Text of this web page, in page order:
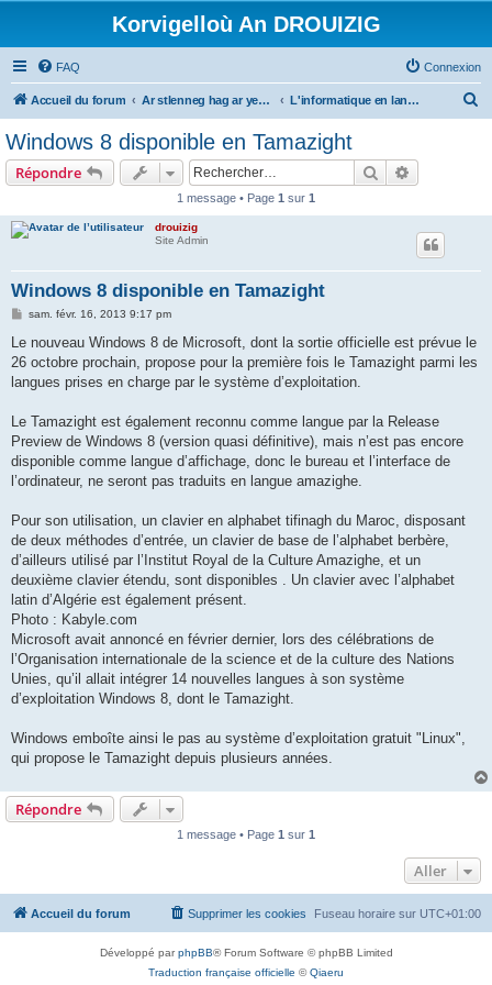
Korvigelloù An DROUIZIG
FAQ Connexion
Accueil du forum Ar stlenneg hag ar yezhoù bihan er bed a-bezh L'informatique en langues régionales et minoritaires
Windows 8 disponible en Tamazight
Répondre Rechercher
1 message • Page 1 sur 1
drouizig
Site Admin
Windows 8 disponible en Tamazight
M
s
a
g
sam. févr. 16, 2013 9:17 pm
Le nouveau Windows 8 de Microsoft, dont la sortie officielle est prévue le
26 octobre prochain, propose pour la première fois le Tamazight parmi les
langues prises en charge par le système d’exploitation.
Le Tamazight est également reconnu comme langue par la Release
Preview de Windows 8 (version quasi définitive), mais n’est pas encore
disponible comme langue d’affichage, donc le bureau et l’interface de
l’ordinateur, ne seront pas traduits en langue amazighe.
Pour son utilisation, un clavier en alphabet tifinagh du Maroc, disposant
de deux méthodes d’entrée, un clavier de base de l’alphabet berbère,
d’ailleurs utilisé par l’Institut Royal de la Culture Amazighe, et un
deuxième clavier étendu, sont disponibles . Un clavier avec l’alphabet
latin d’Algérie est également présent.
Photo : Kabyle.com
Microsoft avait annoncé en février dernier, lors des célébrations de
l’Organisation internationale de la science et de la culture des Nations
Unies, qu’il allait intégrer 14 nouvelles langues à son système
d’exploitation Windows 8, dont le Tamazight.
Windows emboîte ainsi le pas au système d’exploitation gratuit "Linux",
qui propose le Tamazight depuis plusieurs années.
Répondre
1 message • Page 1 sur 1
Aller
Accueil du forum Fuseau horaire sur UTC+01:00
Supprimer les cookies
Développé parphpBB® Forum Software © phpBB Limited
Traduction française officielle ©Qiaeru